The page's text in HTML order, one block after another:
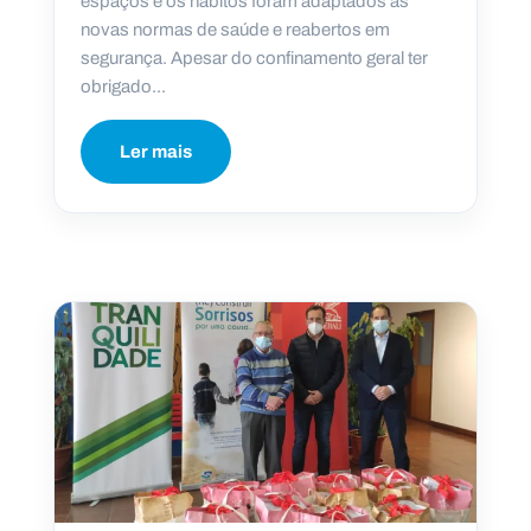
novas normas de saúde e reabertos em
segurança. Apesar do confinamento geral ter
obrigado...
Ler mais